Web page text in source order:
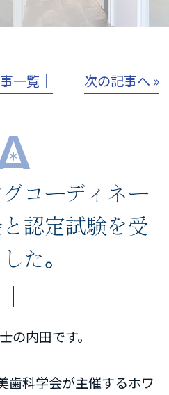
一覧│ 次の記事へ »
コーディネー
認定試験を受
た。
の内田です。
歯科学会が主催するホワ